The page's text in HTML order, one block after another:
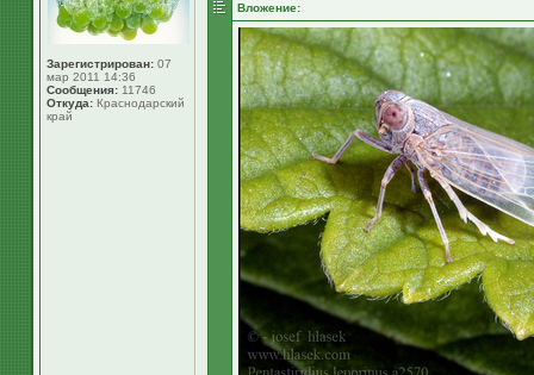
Зарегистрирован: 07
мар 2011 14:36
Сообщения: 11746
Откуда: Краснодарский
край
Вложение: